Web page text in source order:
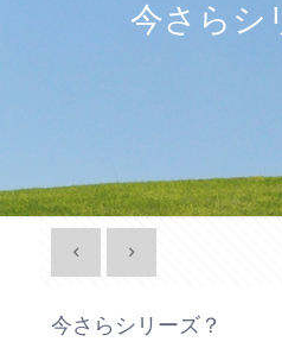
今さらシ
今さらシリーズ？